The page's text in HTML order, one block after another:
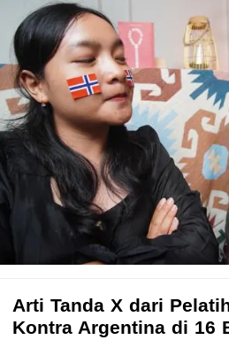
Arti Tanda X dari
Kontra Argentina di 16